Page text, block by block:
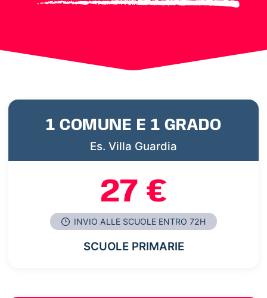
1 COMUNE E 1 GRADO
Es. Villa Guardia
27 €
INVIO ALLE SCUOLE ENTRO 72H
SCUOLE PRIMARIE